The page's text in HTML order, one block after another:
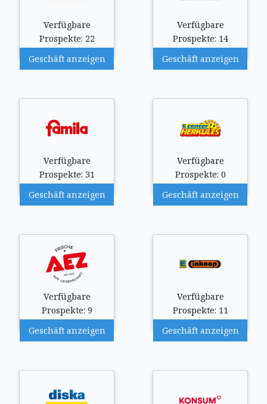
Verfügbare
Prospekte: 22
Geschäft anzeigen
Verfügbare
Prospekte: 14
Geschäft anzeigen
Verfügbare
Prospekte: 31
Geschäft anzeigen
Verfügbare
Prospekte: 0
Geschäft anzeigen
Verfügbare
Prospekte: 9
Geschäft anzeigen
Verfügbare
Prospekte: 11
Geschäft anzeigen